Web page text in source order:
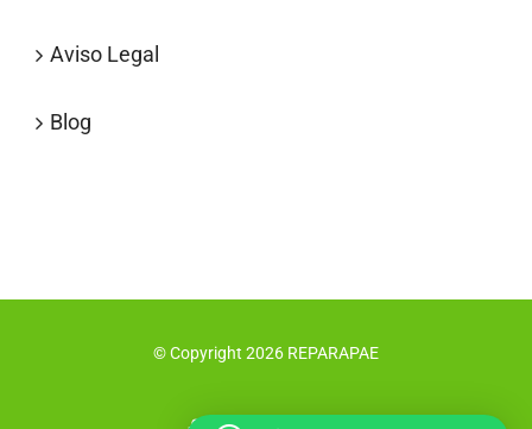
Aviso Legal
Blog
© Copyright 2026 REPARAPAE